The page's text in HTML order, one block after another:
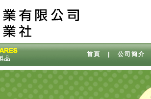
首頁 公司簡介